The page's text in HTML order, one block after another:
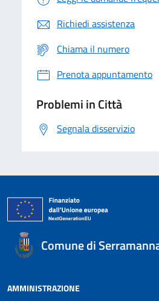
Richiedi assistenza
Chiama il numero
Prenota appuntamento
Problemi in Città
Segnala disservizio
Comune di
AMMINISTRAZIONE